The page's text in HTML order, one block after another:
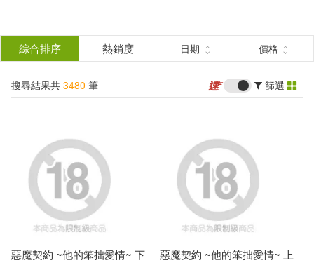
結
分類 (單選)
所有商品(3480) 圖書(520)
影音(78)
服飾(1)
電子書(1273)
作者 (可複選)
綜合排序 熱銷度 日期 價格
搜尋結果共 3480 筆 篩選
惡魔契約 ~他的笨拙愛情~ 下
惡魔契約 ~他的笨拙愛情~ 上